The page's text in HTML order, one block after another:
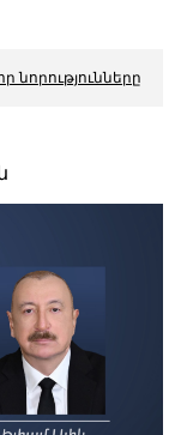
նորությունները